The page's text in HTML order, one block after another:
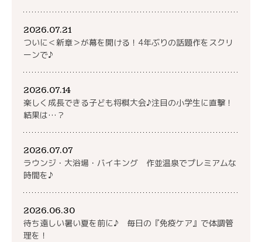
2026.07.21
ついに＜新章＞が幕を開ける！4年ぶりの話題作をスクリ
ーンで♪
2026.07.14
楽しく成長できる子ども将棋大会♪注目の小学生に直撃！
結果は…？
2026.07.07
ラウンジ・大浴場・バイキング 作並温泉でプレミアムな
時間を♪
2026.06.30
待ち遠しい暑い夏を前に♪ 毎日の『免疫ケア』で体調管
理を！